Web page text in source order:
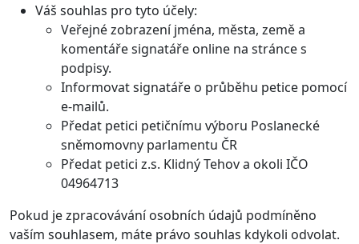
Váš souhlas pro tyto účely:
Veřejné zobrazení jména, města, země a
komentáře signatáře online na stránce s
podpisy.
Informovat signatáře o průběhu petice pomocí
e-mailů.
Předat petici petičnímu výboru Poslanecké
sněmomovny parlamentu ČR
Předat petici z.s. Klidný Tehov a okoli IČO
04964713
Pokud je zpracovávání osobních údajů podmíněno
vaším souhlasem, máte právo souhlas kdykoli odvolat.